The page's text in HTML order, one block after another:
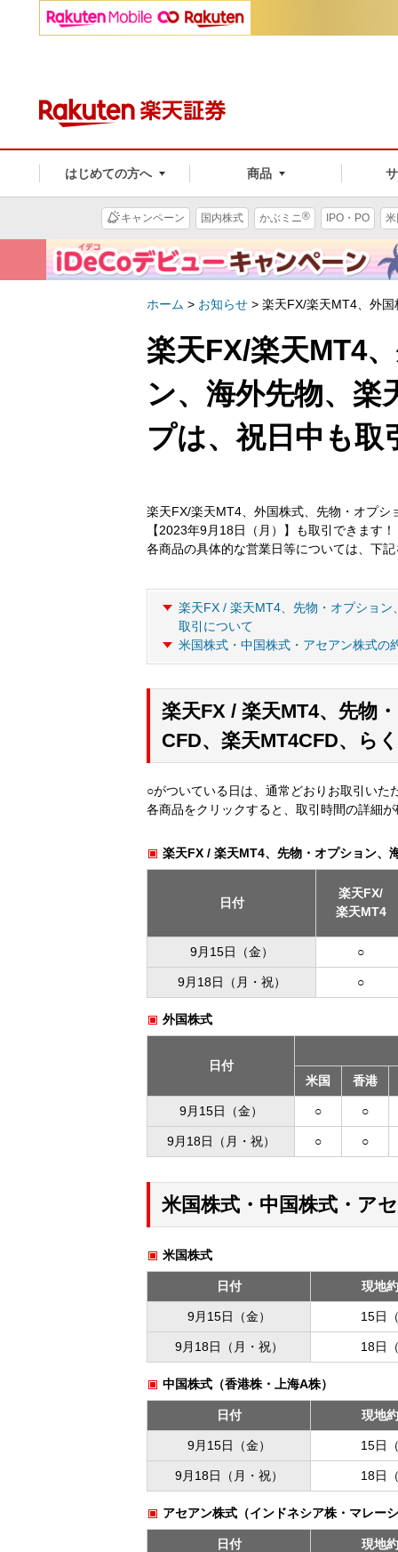
はじめての方へ 商品
キャンペーン 国内株式 かぶミニ® IPO・PO
ホーム > お知らせ > 楽天FX/楽天MT4、外
楽天FX/楽天MT4
ン、海外先物、楽
プは、祝日中も取
楽天FX/楽天MT4、外国株式、先物・オプ
【2023年9月18日（月）】も取引できます！
各商品の具体的な営業日等については、下
楽天FX / 楽天MT4、先物・オプショ
取引について
米国株式・中国株式・アセアン株式の
楽天FX / 楽天MT4、先物
CFD、楽天MT4CFD、ら
○がついている日は、通常どおりお取引いた
各商品をクリックすると、取引時間の詳細
楽天FX / 楽天MT4、先物・オプション、
日付
楽天FX/
楽天MT4
9月15日（金） ○
9月18日（月・祝） ○
外国株式
日付
米国
香港
9月15日（金） ○ ○
9月18日（月・祝） ○ ○
米国株式・中国株式・ア
米国株式
日付 現地
9月15日（金） 15日
9月18日（月・祝） 18日
中国株式（香港株・上海A株）
日付 現地
9月15日（金） 15日
9月18日（月・祝） 18日
アセアン株式（インドネシア株・マレー
日付 現地